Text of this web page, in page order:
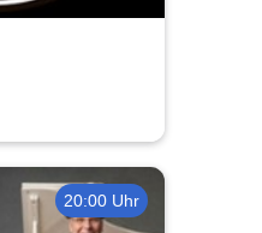
20:00 Uhr